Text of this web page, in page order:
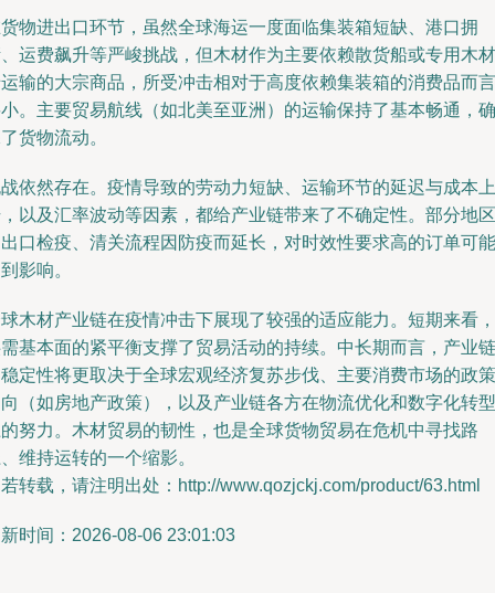
物进出口环节，虽然全球海运一度面临集装箱短缺、港口拥
运费飙升等严峻挑战，但木材作为主要依赖散货船或专用木材
输的大宗商品，所受冲击相对于高度依赖集装箱的消费品而言
。主要贸易航线（如北美至亚洲）的运输保持了基本畅通，确
货物流动。
依然存在。疫情导致的劳动力短缺、运输环节的延迟与成本上
以及汇率波动等因素，都给产业链带来了不确定性。部分地区
口检疫、清关流程因防疫而延长，对时效性要求高的订单可能
影响。
木材产业链在疫情冲击下展现了较强的适应能力。短期来看，
基本面的紧平衡支撑了贸易活动的持续。中长期而言，产业链
定性将更取决于全球宏观经济复苏步伐、主要消费市场的政策
（如房地产政策），以及产业链各方在物流优化和数字化转型
努力。木材贸易的韧性，也是全球货物贸易在危机中寻找路
维持运转的一个缩影。
转载，请注明出处：http://www.qozjckj.com/product/63.html
时间：2026-08-06 23:01:03